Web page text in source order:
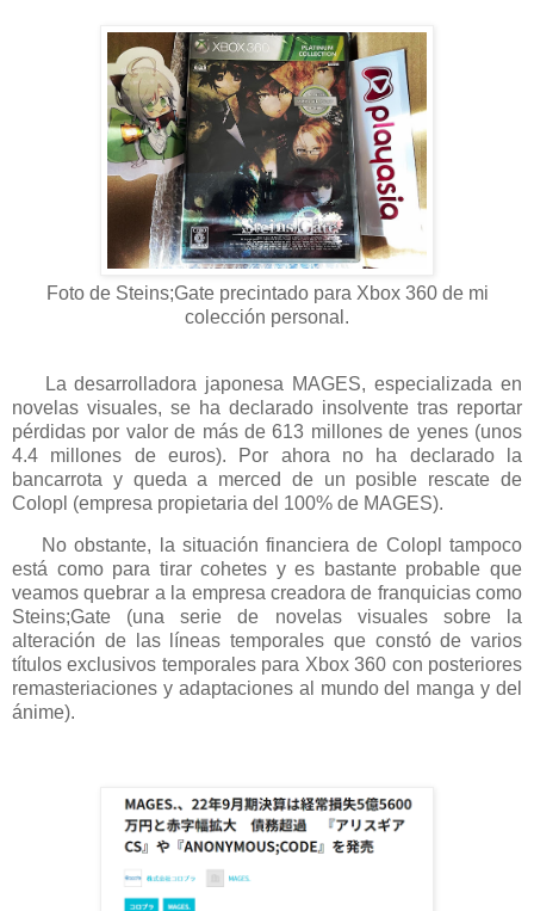
Foto de Steins;Gate precintado para Xbox 360 de mi
colección personal.
La desarrolladora japonesa MAGES, especializada en
novelas visuales, se ha declarado insolvente tras reportar
pérdidas por valor de más de 613 millones de yenes (unos
4.4 millones de euros). Por ahora no ha declarado la
bancarrota y queda a merced de un posible rescate de
Colopl (empresa propietaria del 100% de MAGES).
No obstante, la situación financiera de Colopl tampoco
está como para tirar cohetes y es bastante probable que
veamos quebrar a la empresa creadora de franquicias como
Steins;Gate (una serie de novelas visuales sobre la
alteración de las líneas temporales que constó de varios
títulos exclusivos temporales para Xbox 360 con posteriores
remasteriaciones y adaptaciones al mundo del manga y del
ánime).